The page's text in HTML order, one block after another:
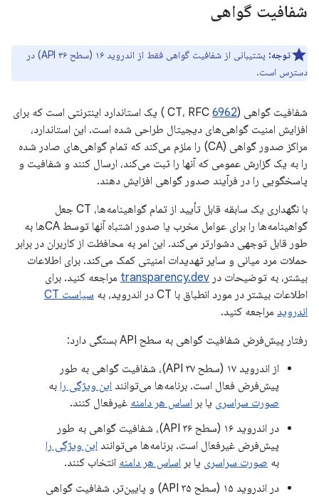
شفافیت گواهی
توجه:
پشتیبانی از شفافیت گواهی فقط از اندروید ۱۶ (سطح API ۳۶) در
دسترس است.
شفافیت گواهی (CT، RFC6962
) یک استاندارد اینترنتی است که برای
افزایش امنیت گواهی‌های دیجیتال طراحی شده است. این استاندارد،
مراکز صدور گواهی (CA) را ملزم می‌کند که تمام گواهی‌های صادر شده
را به یک گزارش عمومی که آنها را ثبت می‌کند، ارسال کنند و شفافیت و
پاسخگویی را در فرآیند صدور گواهی افزایش دهند.
با نگهداری یک سابقه قابل تأیید از تمام گواهینامه‌ها، CT جعل
گواهینامه‌ها را برای عوامل مخرب یا صدور اشتباه آنها توسط CAها به
طور قابل توجهی دشوارتر می‌کند. این امر به محافظت از کاربران در برابر
حملات مرد میانی و سایر تهدیدات امنیتی کمک می‌کند. برای اطلاعات
بیشتر، به توضیحات در transparency.dev مراجعه کنید. برای
اطلاعات بیشتر در مورد انطباق با CT در اندروید، به
سیاست CT
اندروید مراجعه کنید.
رفتار پیش‌فرض شفافیت گواهی به سطح API بستگی دارد:
از اندروید ۱۷ (سطح API ۳۷)، شفافیت گواهی به طور
پیش‌فرض فعال است. برنامه‌ها می‌توانند این ویژگی را به
صورت سراسری یا بر اساس هر دامنه غیرفعال کنند.
در اندروید ۱۶ (سطح API ۳۶)، شفافیت گواهی به طور
پیش‌فرض غیرفعال است. برنامه‌ها می‌توانند این ویژگی را
به صورت سراسری یا بر اساس هر دامنه انتخاب کنند.
در اندروید ۱۵ (سطح API ۳۵) و پایین‌تر، شفافیت گواهی